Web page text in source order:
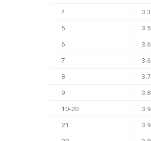
4
5
6
7
8
9
10-20
21